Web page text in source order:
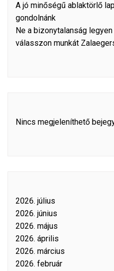
A jó minőségű ablaktörlő
gondolnánk
Ne a bizonytalanság
válasszon munkát
Nincs megjeleníthető
2026. július
2026. június
2026. május
2026. április
2026. március
2026. február